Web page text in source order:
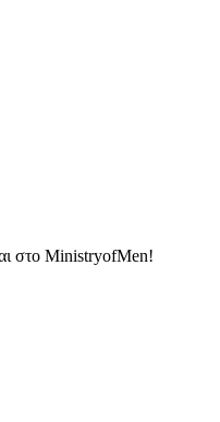
στο MinistryofMen!